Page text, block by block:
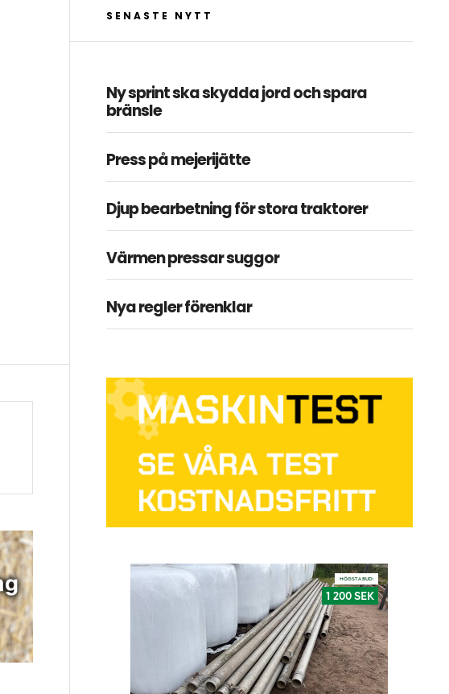
SENASTE NYTT
Ny sprint ska skydda jord och spara
bränsle
Press på mejerijätte
Djup bearbetning för stora traktorer
Värmen pressar suggor
Nya regler förenklar